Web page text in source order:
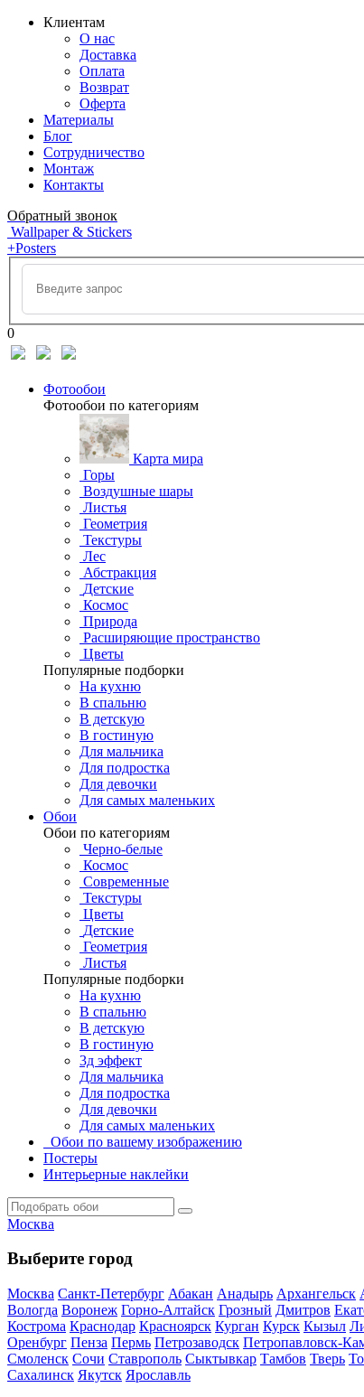
Клиентам
О нас
Доставка
Оплата
Возврат
Оферта
Материалы
Блог
Сотрудничество
Монтаж
Контакты
Обратный звонок
Wallpaper & Stickers
+Posters
0
Фотообои
Фотообои по категориям
Карта мира
Горы
Воздушные шары
Листья
Геометрия
Текстуры
Лес
Абстракция
Детские
Космос
Природа
Расширяющие пространство
Цветы
Популярные подборки
На кухню
В спальню
В детскую
В гостиную
Для мальчика
Для подростка
Для девочки
Для самых маленьких
Обои
Обои по категориям
Черно-белые
Космос
Современные
Текстуры
Цветы
Детские
Геометрия
Листья
Популярные подборки
На кухню
В спальню
В детскую
В гостиную
3д эффект
Для мальчика
Для подростка
Для девочки
Для самых маленьких
Обои по вашему изображению
Постеры
Интерьерные наклейки
Москва
Выберите город
Москва Санкт-Петербург Абакан Анадырь Архангельск
Вологда Воронеж Горно-Алтайск Грозный Дмитров
Кострома Краснодар Красноярск Курган Курск Кызыл
Оренбург Пенза Пермь Петрозаводск Петропавловск-
Смоленск Сочи Ставрополь Сыктывкар Тамбов Тверь
Сахалинск Якутск Ярославль